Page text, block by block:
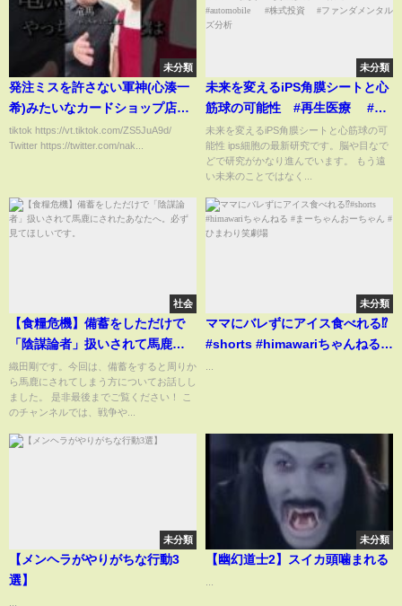
未分類
発注ミスを許さない軍神(心湊一
希)みたいなカードショップ店員
【なかっさんと田辺】 #shorts #
エルコレ #歌舞伎超TV #チュロ
tiktok https://vt.tiktok.com/ZS5JuA9d/
Twitter https://twitter.com/nak...
未分類
未来を変えるiPS角膜シートと心
筋球の可能性 #再生医療 #医
学 #ファンダメンタルズ #投
資 #資産形成 #株式
#automobile #株式投資 #
未来を変えるiPS角膜シートと心筋球の可
能性 ips細胞の最新研究です。脳や目なで
どで研究がかなり進んでいます。 もう遠
い未来のことではなく...
社会
【食糧危機】備蓄をしただけで
「陰謀論者」扱いされて馬鹿に
されたあなたへ。必ず見てほし
いです。
織田剛です。今回は、備蓄をすると周りか
ら馬鹿にされてしまう方についてお話しし
ました。 是非最後までご覧ください！ こ
のチャンネルでは、戦争や...
未分類
ママにバレずにアイス食べれる⁉️
#shorts #himawariちゃんねる #
未分類
【メンヘラがやりがちな行動3
選】
未分類
【幽幻道士2】スイカ頭噛まれる